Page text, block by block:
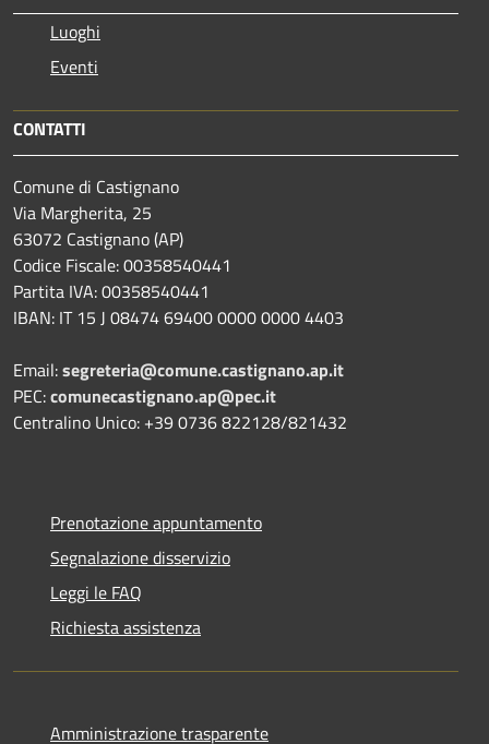
Luoghi
Eventi
CONTATTI
Comune di Castignano
Via Margherita, 25
63072 Castignano (AP)
Codice Fiscale: 00358540441
Partita IVA: 00358540441
IBAN: IT 15 J 08474 69400 0000 0000 4403
Email:segreteria@comune.castignano.ap.it
PEC:comunecastignano.ap@pec.it
Centralino Unico: +39 0736 822128/821432
Prenotazione appuntamento
Segnalazione disservizio
Leggi le FAQ
Richiesta assistenza
Amministrazione trasparente